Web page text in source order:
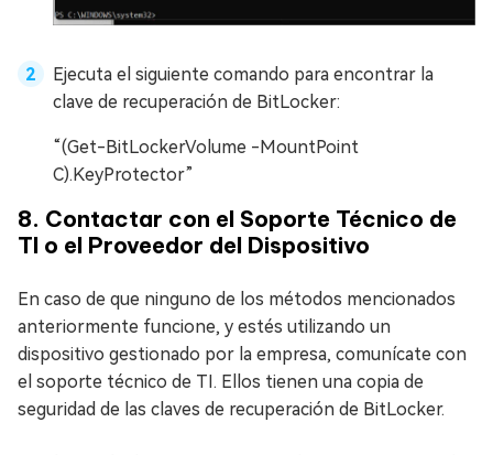
Ejecuta el siguiente comando para encontrar la
clave de recuperación de BitLocker:
“(Get-BitLockerVolume -MountPoint
C).KeyProtector”
8. Contactar con el Soporte Técnico de
TI o el Proveedor del Dispositivo
En caso de que ninguno de los métodos mencionados
anteriormente funcione, y estés utilizando un
dispositivo gestionado por la empresa, comunícate con
el soporte técnico de TI. Ellos tienen una copia de
seguridad de las claves de recuperación de BitLocker.